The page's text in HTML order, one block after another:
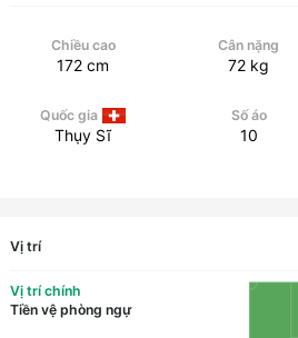
Chiều cao
172 cm
Cân nặng
72 kg
Quốc gia
Thụy Sĩ
Số áo
10
Vị trí
Vị trí chính
Tiền vệ phòng ngự